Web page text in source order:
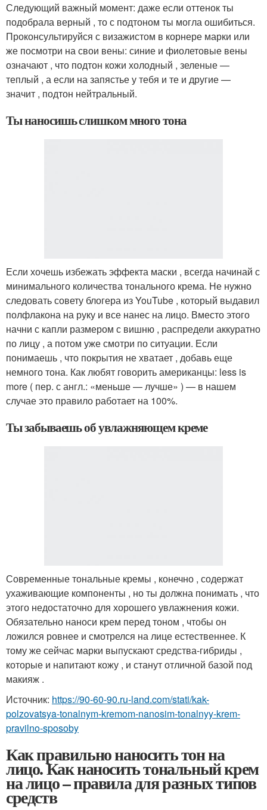
Следующий важный момент: даже если оттенок ты
подобрала верный , то с подтоном ты могла ошибиться.
Проконсультируйся с визажистом в корнере марки или
же посмотри на свои вены: синие и фиолетовые вены
означают , что подтон кожи холодный , зеленые —
теплый , а если на запястье у тебя и те и другие —
значит , подтон нейтральный.
Ты наносишь слишком много тона
Если хочешь избежать эффекта маски , всегда начинай с
минимального количества тонального крема. Не нужно
следовать совету блогера из YouTube , который выдавил
полфлакона на руку и все нанес на лицо. Вместо этого
начни с капли размером с вишню , распредели аккуратно
по лицу , а потом уже смотри по ситуации. Если
понимаешь , что покрытия не хватает , добавь еще
немного тона. Как любят говорить американцы: less is
more ( пер. с англ.: «меньше — лучше» ) — в нашем
случае это правило работает на 100%.
Ты забываешь об увлажняющем креме
Современные тональные кремы , конечно , содержат
ухаживающие компоненты , но ты должна понимать , что
этого недостаточно для хорошего увлажнения кожи.
Обязательно наноси крем перед тоном , чтобы он
ложился ровнее и смотрелся на лице естественнее. К
тому же сейчас марки выпускают средства-гибриды ,
которые и напитают кожу , и станут отличной базой под
макияж .
Источник: https://90-60-90.ru-land.com/stati/kak-
polzovatsya-tonalnym-kremom-nanosim-tonalnyy-krem-
pravilno-sposoby
Как правильно наносить тон на
лицо. Как наносить тональный крем
на лицо – правила для разных типов
средств